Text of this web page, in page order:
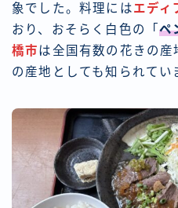
象でした。料理にはエディ
おり、おそらく白色の「ペ
橋市は全国有数の花きの産
の産地としても知られてい